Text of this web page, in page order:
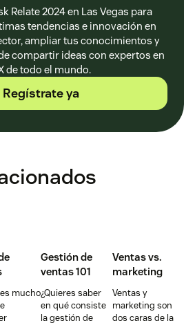
Relate 2024 en Las Vegas para
tendencias e innovación en
ampliar tus conocimientos y
compartir ideas con expertos en
de todo el mundo.
Regístrate ya
mucho
Gestión de
ventas 101
¿Quieres saber
en qué consiste
la gestión de
Ventas vs.
marketing
Ventas y
marketing son
dos caras de la